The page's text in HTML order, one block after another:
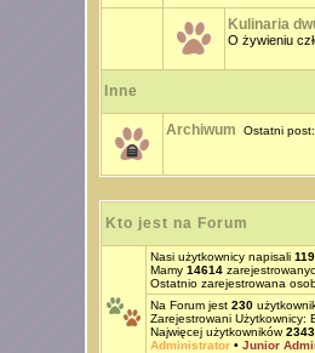
Kulinaria
O żywieniu
Inne
Archiwum Ostatni post:
Kto jest na Forum
Nasi użytkownicy napisali
Mamy 14614
Ostatnio zarejestrowana
Na Forum jest 230
Zarejestrowani Użytkownicy:
Najwięcej użytkowników2343
Administrator• Junior